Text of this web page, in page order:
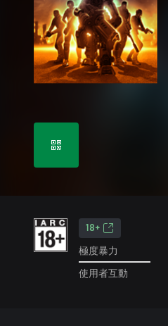
18+
極度暴力
使用者互動